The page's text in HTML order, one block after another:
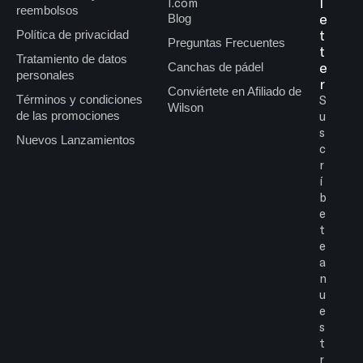
reembolsos
Política de privacidad
Tratamiento de datos
personales
Términos y condiciones
de las promociones
Nuevos Lanzamientos
Blog
Preguntas Frecuentes
Canchas de pádel
Conviértete en Afiliado de
Wilson
e
t
t
e
r
S
u
s
c
r
í
b
e
t
e
a
n
u
e
s
t
r